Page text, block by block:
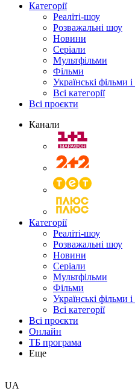
Категорії
Реаліті-шоу
Розважальні шоу
Новини
Серіали
Мультфільми
Фільми
Українські фільми і
Всі категорії
Всі проєкти
Канали
Категорії
Реаліті-шоу
Розважальні шоу
Новини
Серіали
Мультфільми
Фільми
Українські фільми і
Всі категорії
Всі проєкти
Онлайн
ТБ програма
Еще
UA